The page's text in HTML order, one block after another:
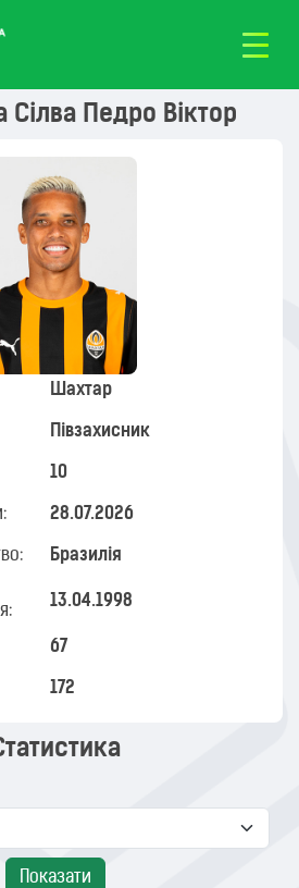
Сілва Педро Віктор
Шахтар
Півзахисник
10
28.07.2026
Бразилія
13.04.1998
67
172
Показати